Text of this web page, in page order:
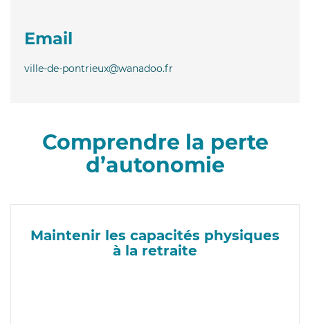
Email
ville-de-pontrieux@wanadoo.fr
Comprendre la perte
d’autonomie
Maintenir les capacités physiques
à la retraite